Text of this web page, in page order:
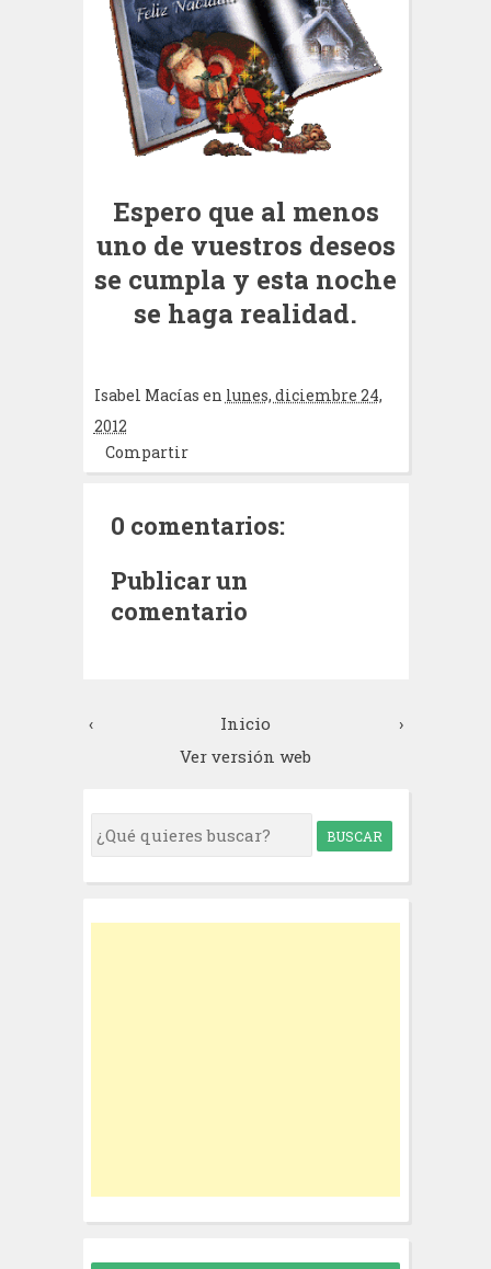
Espero que al menos
uno de vuestros deseos
se cumpla y esta noche
se haga realidad.
Isabel Macías en lunes, diciembre 24,
2012
Compartir
0 comentarios:
Publicar un
comentario
‹ ›
Inicio
Ver versión web
S
e
r